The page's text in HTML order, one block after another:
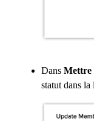
Dans Mettre
statut dans la